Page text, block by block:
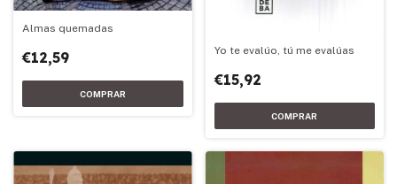
Almas quemadas
€12,59 Yo te evalúo, tú me evalúas
€15,92